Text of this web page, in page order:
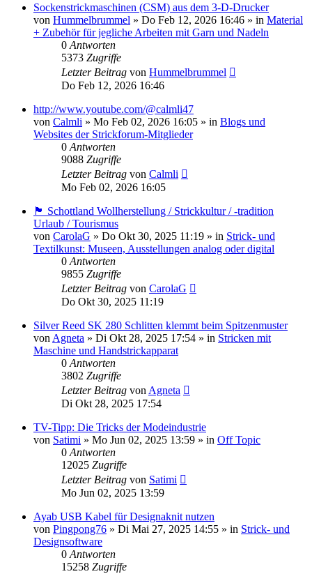
Sockenstrickmaschinen (CSM) aus dem 3-D-Drucker
von Hummelbrummel » Do Feb 12, 2026 16:46 » in Material
+ Zubehör für jegliche Arbeiten mit Garn und Nadeln
0 Antworten
5373 Zugriffe
Letzter Beitrag von Hummelbrummel
Do Feb 12, 2026 16:46
http://www.youtube.com/@calmli47
von Calmli » Mo Feb 02, 2026 16:05 » in Blogs und
Websites der Strickforum-Mitglieder
0 Antworten
9088 Zugriffe
Letzter Beitrag von Calmli
Mo Feb 02, 2026 16:05
🏴󠁧󠁢󠁳󠁣󠁴󠁿 Schottland Wollherstellung / Strickkultur / -tradition
Urlaub / Tourismus
von CarolaG » Do Okt 30, 2025 11:19 » in Strick- und
Textilkunst: Museen, Ausstellungen analog oder digital
0 Antworten
9855 Zugriffe
Letzter Beitrag von CarolaG
Do Okt 30, 2025 11:19
Silver Reed SK 280 Schlitten klemmt beim Spitzenmuster
von Agneta » Di Okt 28, 2025 17:54 » in Stricken mit
Maschine und Handstrickapparat
0 Antworten
3802 Zugriffe
Letzter Beitrag von Agneta
Di Okt 28, 2025 17:54
TV-Tipp: Die Tricks der Modeindustrie
von Satimi » Mo Jun 02, 2025 13:59 » in Off Topic
0 Antworten
12025 Zugriffe
Letzter Beitrag von Satimi
Mo Jun 02, 2025 13:59
Ayab USB Kabel für Designaknit nutzen
von Pingpong76 » Di Mai 27, 2025 14:55 » in Strick- und
Designsoftware
0 Antworten
15258 Zugriffe